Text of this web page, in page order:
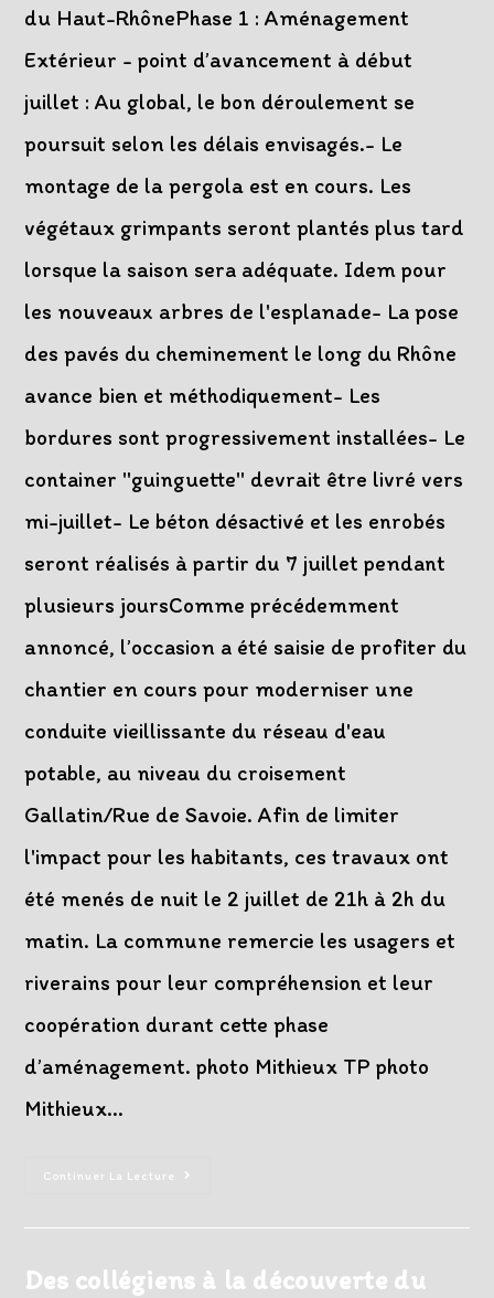
du Haut-RhônePhase 1 : Aménagement
Extérieur - point d’avancement à début
juillet : Au global, le bon déroulement se
poursuit selon les délais envisagés.- Le
montage de la pergola est en cours. Les
végétaux grimpants seront plantés plus tard
lorsque la saison sera adéquate. Idem pour
les nouveaux arbres de l'esplanade- La pose
des pavés du cheminement le long du Rhône
avance bien et méthodiquement- Les
bordures sont progressivement installées- Le
container "guinguette" devrait être livré vers
mi-juillet- Le béton désactivé et les enrobés
seront réalisés à partir du 7 juillet pendant
plusieurs joursComme précédemment
annoncé, l’occasion a été saisie de profiter du
chantier en cours pour moderniser une
conduite vieillissante du réseau d'eau
potable, au niveau du croisement
Gallatin/Rue de Savoie. Afin de limiter
l'impact pour les habitants, ces travaux ont
été menés de nuit le 2 juillet de 21h à 2h du
matin. La commune remercie les usagers et
riverains pour leur compréhension et leur
coopération durant cette phase
d’aménagement. photo Mithieux TP photo
Mithieux…
Continuer La Lecture
Point
Maison
Du
Des collégiens à la découverte du